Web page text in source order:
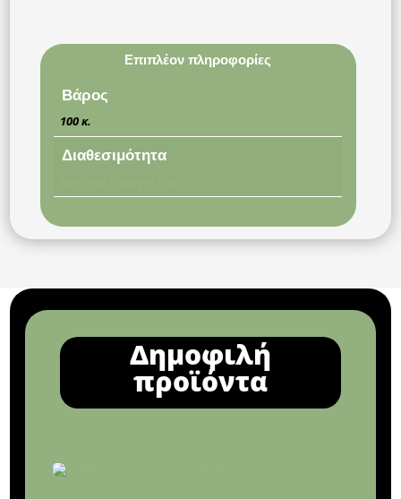
Επιπλέον πληροφορίες
Βάρος
100 κ.
Διαθεσιμότητα
Δημοφιλή
προϊόντα